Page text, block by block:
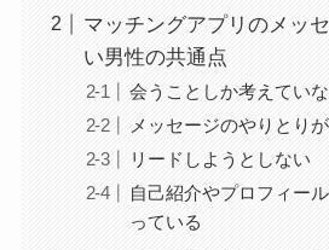
マッチングアプリのメッ
い男性の共通点
会うことしか考えてい
メッセージのやりとり
リードしようとしない
自己紹介やプロフィー
っている